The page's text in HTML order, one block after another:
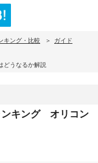
キング・比較
ガイド
どうなるか解説
ンキング オリコン